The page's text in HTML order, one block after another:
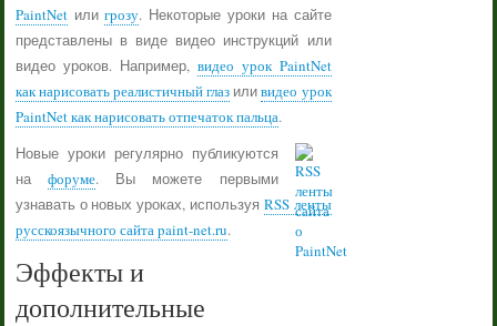
PaintNetилигрозу. Некоторые уроки на сайте
представлены в виде видео инструкций или
видео уроков. Например, видео урок PaintNet
как нарисовать реалистичный глаз иливидео урок
PaintNet как нарисовать отпечаток пальца.
Новые уроки регулярно публикуются
нафоруме. Вы можете первыми
узнавать о новых уроках, используя RSS ленты
русскоязычного сайта paint-net.ru.
Эффекты и
дополнительные